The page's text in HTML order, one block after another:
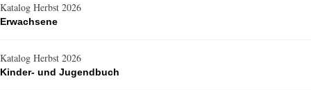
Katalog Herbst 2026
Erwachsene
Katalog Herbst 2026
Kinder- und Jugendbuch